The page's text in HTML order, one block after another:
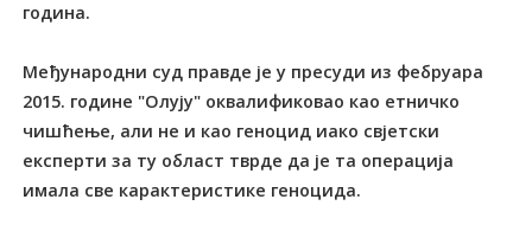
година.
Међународни суд правде је у пресуди из фебруара
2015. године "Олују" оквалификовао као етничко
чишћење, али не и као геноцид иако свјетски
експерти за ту област тврде да је та операција
имала све карактеристике геноцида.